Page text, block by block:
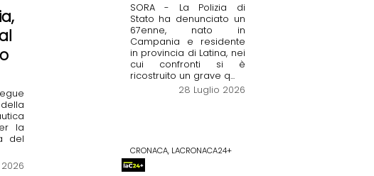
la
del
SORA - La Polizia di
Stato ha denunciato un
67enne, nato in
Campania e residente
in provincia di Latina, nei
cui confronti si è
ricostruito un grave q...
28 Luglio 2026
CRONACA, LACRONACA24+